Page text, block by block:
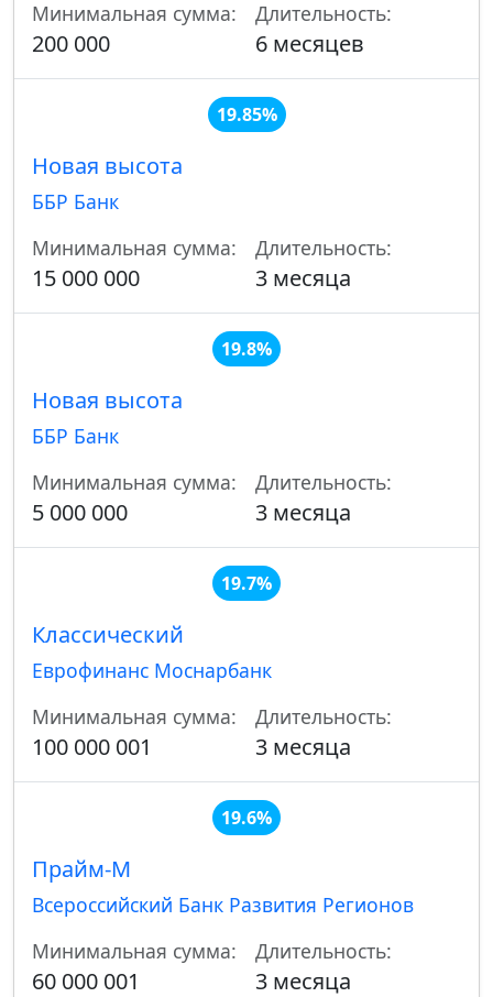
Минимальная сумма:
200 000
Длительность:
6 месяцев
19.85%
Новая высота
ББР Банк
Минимальная сумма:
15 000 000
Длительность:
3 месяца
19.8%
Новая высота
ББР Банк
Минимальная сумма:
5 000 000
Длительность:
3 месяца
19.7%
Классический
Еврофинанс Моснарбанк
Минимальная сумма:
100 000 001
Длительность:
3 месяца
19.6%
Прайм-М
Всероссийский Банк Развития Регионов
Минимальная сумма:
60 000 001
Длительность:
3 месяца